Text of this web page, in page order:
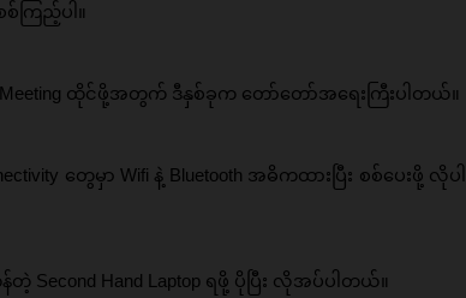
ကြည့်ပါ။
နဲ့ Meeting ထိုင်ဖို့အတွက် ဒီနှစ်ခုက တော်တော်အရေးကြီးပါတယ်။
တွေမှာ Wifi နဲ့ Bluetooth အဓိကထားပြီး စစ်ပေးဖို့ လိုပါ
Second Hand Laptop ရဖို့ ပိုပြီး လိုအပ်ပါတယ်။